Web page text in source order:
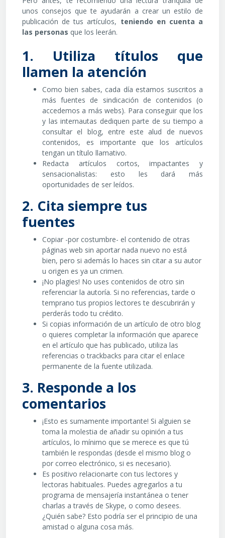
unos consejos que te ayudarán a crear un estilo de
publicación de tus artículos, teniendo en cuenta a
las personas que los leerán.
1. Utiliza títulos que
llamen la atención
Como bien sabes, cada día estamos suscritos a
más fuentes de sindicación de contenidos (o
accedemos a más webs). Para conseguir que los
y las internautas dediquen parte de su tiempo a
consultar el blog, entre este alud de nuevos
contenidos, es importante que los artículos
tengan un título llamativo.
Redacta artículos cortos, impactantes y
sensacionalistas: esto les dará más
oportunidades de ser leídos.
2. Cita siempre tus
fuentes
Copiar -por costumbre- el contenido de otras
páginas web sin aportar nada nuevo no está
bien, pero si además lo haces sin citar a su autor
u origen es ya un crimen.
¡No plagies! No uses contenidos de otro sin
referenciar la autoría. Si no referencias, tarde o
temprano tus propios lectores te descubrirán y
perderás todo tu crédito.
Si copias información de un artículo de otro blog
o quieres completar la información que aparece
en el artículo que has publicado, utiliza las
referencias o trackbacks para citar el enlace
permanente de la fuente utilizada.
3. Responde a los
comentarios
¡Esto es sumamente importante! Si alguien se
toma la molestia de añadir su opinión a tus
artículos, lo mínimo que se merece es que tú
también le respondas (desde el mismo blog o
por correo electrónico, si es necesario).
Es positivo relacionarte con tus lectores y
lectoras habituales. Puedes agregarlos a tu
programa de mensajería instantánea o tener
charlas a través de Skype, o como desees.
¿Quién sabe? Esto podría ser el principio de una
amistad o alguna cosa más.